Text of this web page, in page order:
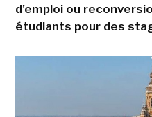
d'emploi ou
étudiants pour des